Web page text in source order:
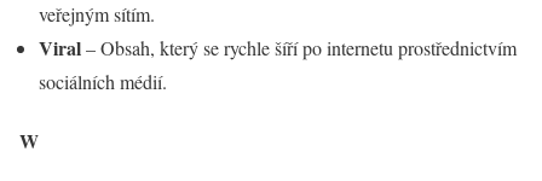
veřejným sítím.
Viral– Obsah, který se rychle šíří po internetu prostřednictvím
sociálních médií.
W